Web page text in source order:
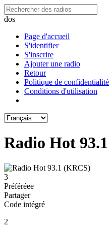
dos
Page d'accueil
S'identifier
S'inscrire
Ajouter une radio
Retour
Politique de confidentialité
Conditions d'utilisation
Radio Hot
3
Préféréeе
Partager
Code intégré
2